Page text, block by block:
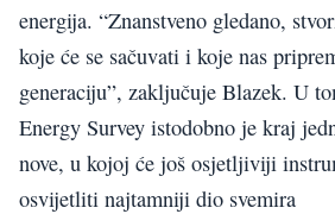
energija. “Znanstveno gledano,
koje će se sačuvati i koje nas
generaciju”, zaključuje Blazek. U
Energy Survey istodobno je kraj
nove, u kojoj će još osjetljiviji
osvijetliti najtamniji dio svemira